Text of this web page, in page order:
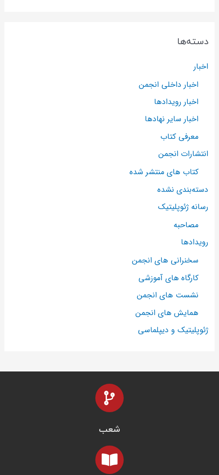
دسته‌ها
اخبار
اخبار داخلی انجمن
اخبار رویدادها
اخبار سایر نهادها
معرفی کتاب
انتشارات انجمن
کتاب های منتشر شده
دسته‌بندی نشده
رسانه ژئوپلیتیک
مصاحبه
رویدادها
سخنرانی های انجمن
کارگاه های آموزشی
نشست های انجمن
همایش های انجمن
ژئوپلیتیک و دیپلماسی
شعب